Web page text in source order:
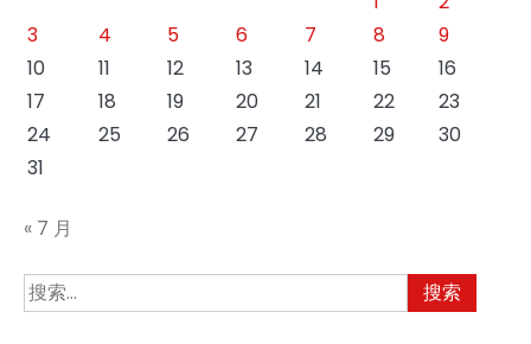
3
4 5 6 7 8
9
10
11 12 13 14 15
16
17
18 19 20 21 22
23
24
25 26 27 28 29
30
31
« 7 月
搜
索：